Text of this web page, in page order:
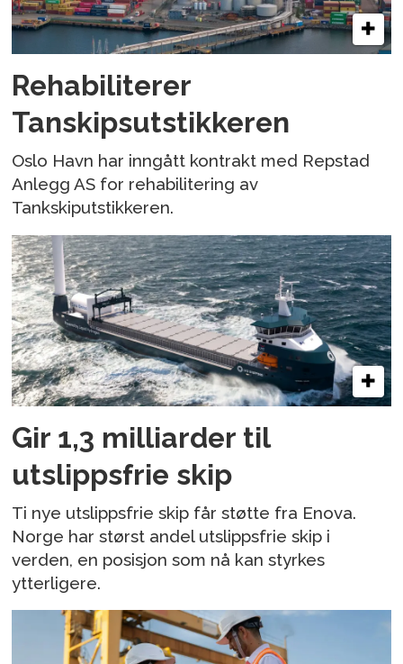
Rehabiliterer
Tanskipsutstikkeren
Oslo Havn har inngått kontrakt med Repstad
Anlegg AS for rehabilitering av
Tankskiputstikkeren.
Gir 1,3 milliarder til
utslippsfrie skip
Ti nye utslippsfrie skip får støtte fra Enova.
Norge har størst andel utslippsfrie skip i
verden, en posisjon som nå kan styrkes
ytterligere.